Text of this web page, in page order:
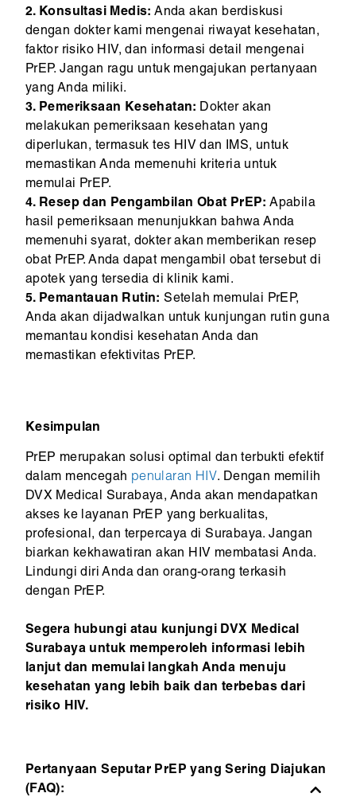
2. Konsultasi Medis: Anda akan berdiskusi
dengan dokter kami mengenai riwayat kesehatan,
faktor risiko HIV, dan informasi detail mengenai
PrEP. Jangan ragu untuk mengajukan pertanyaan
yang Anda miliki.
3. Pemeriksaan Kesehatan: Dokter akan
melakukan pemeriksaan kesehatan yang
diperlukan, termasuk tes HIV dan IMS, untuk
memastikan Anda memenuhi kriteria untuk
memulai PrEP.
4. Resep dan Pengambilan Obat PrEP: Apabila
hasil pemeriksaan menunjukkan bahwa Anda
memenuhi syarat, dokter akan memberikan resep
obat PrEP. Anda dapat mengambil obat tersebut di
apotek yang tersedia di klinik kami.
5. Pemantauan Rutin: Setelah memulai PrEP,
Anda akan dijadwalkan untuk kunjungan rutin guna
memantau kondisi kesehatan Anda dan
memastikan efektivitas PrEP.
Kesimpulan
PrEP merupakan solusi optimal dan terbukti efektif
dalam mencegah penularan HIV. Dengan memilih
DVX Medical Surabaya, Anda akan mendapatkan
akses ke layanan PrEP yang berkualitas,
profesional, dan terpercaya di Surabaya. Jangan
biarkan kekhawatiran akan HIV membatasi Anda.
Lindungi diri Anda dan orang-orang terkasih
dengan PrEP.
Segera hubungi atau kunjungi DVX Medical
Surabaya untuk memperoleh informasi lebih
lanjut dan memulai langkah Anda menuju
kesehatan yang lebih baik dan terbebas dari
risiko HIV.
Pertanyaan Seputar PrEP yang Sering Diajukan
(FAQ):